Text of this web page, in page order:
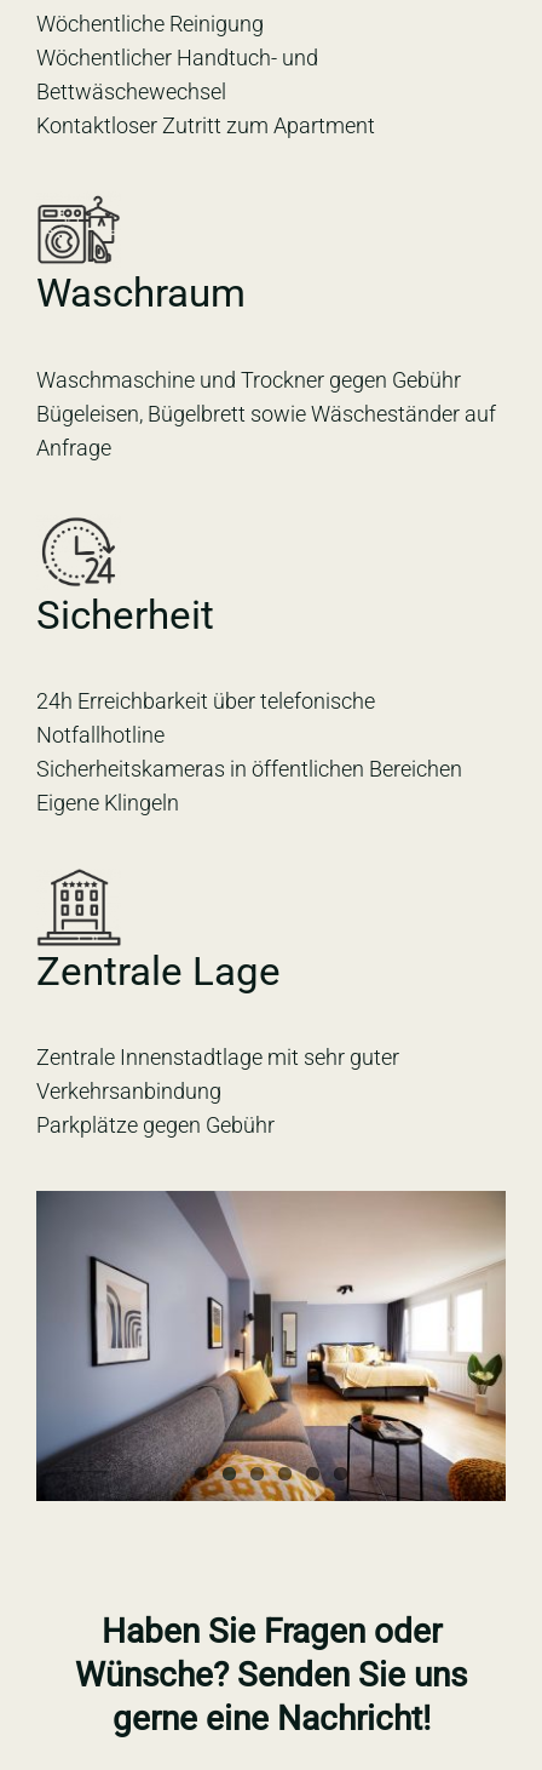
Wöchentliche Reinigung
Wöchentlicher Handtuch- und
Bettwäschewechsel
Kontaktloser Zutritt zum Apartment
Waschraum
Waschmaschine und Trockner gegen Gebühr
Bügeleisen, Bügelbrett sowie Wäscheständer auf
Anfrage
Sicherheit
24h Erreichbarkeit über telefonische
Notfallhotline
Sicherheitskameras in öffentlichen Bereichen
Eigene Klingeln
Zentrale Lage
Zentrale Innenstadtlage mit sehr guter
Verkehrsanbindung
Parkplätze gegen Gebühr
Haben Sie Fragen oder
Wünsche? Senden Sie uns
gerne eine Nachricht!